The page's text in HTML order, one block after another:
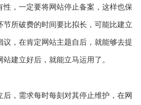
，一定要将网站停止备案，这样也保
所破费的时间要比拟长，可能比建立
，在肯定网站主题自后，就能够去提
建立好后，就能立马运用了。
，需求每时每刻对其停止维护，在网